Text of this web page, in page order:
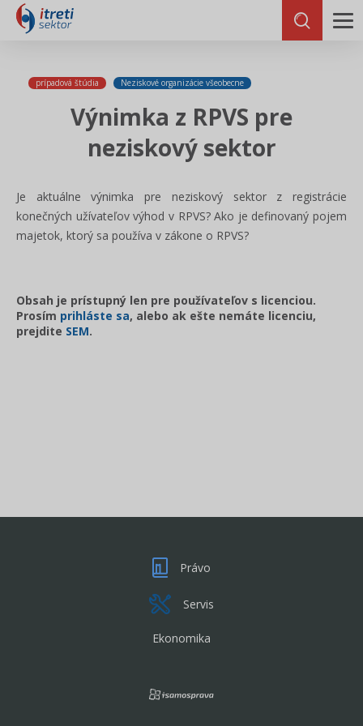
prípadová štúdia Neziskové organizácie všeobecne
Výnimka z RPVS pre
neziskový sektor
Je aktuálne výnimka pre neziskový sektor z registrácie
konečných užívateľov výhod v RPVS? Ako je definovaný pojem
majetok, ktorý sa používa v zákone o RPVS?
Obsah je prístupný len pre používateľov s licenciou.
Prosím prihláste sa, alebo ak ešte nemáte licenciu,
prejdite SEM.
Právo
Servis
Ekonomika